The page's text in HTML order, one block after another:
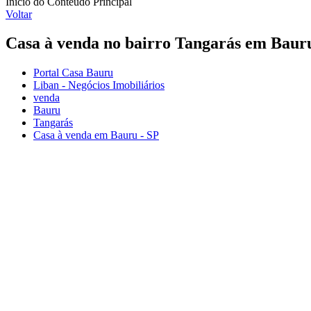
Voltar
Casa à venda no bairro Tangarás em
Portal Casa Bauru
Liban - Negócios Imobiliários
venda
Bauru
Tangarás
Casa à venda em Bauru - SP